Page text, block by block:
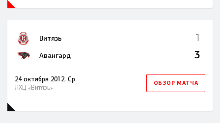
24 октября 2012, Ср
ЛХЦ «Витязь»
Витязь 1
Авангард 3
ОБЗОР МАТЧА